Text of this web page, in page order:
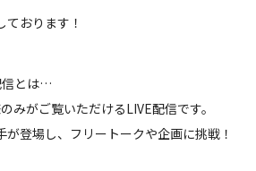
おります！
信とは…
みがご覧いただけるLIVE配信です。
登場し、フリートークや企画に挑戦！